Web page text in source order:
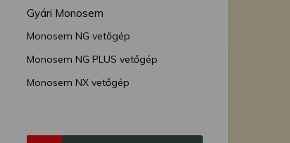
Gyári Monosem
Monosem NG vetőgép
Monosem NG PLUS vetőgép
Monosem NX vetőgép